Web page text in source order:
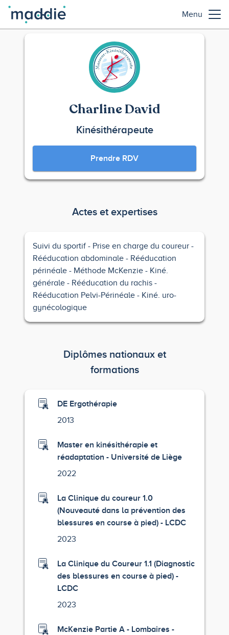
Menu
Charline David
Kinésithérapeute
Prendre RDV
Actes et expertises
Suivi du sportif
Prise en charge du coureur
Rééducation abdominale
Rééducation
périnéale
Méthode McKenzie
Kiné.
générale
Rééducation du rachis
Rééducation Pelvi-Périnéale
Kiné. uro-
gynécologique
Diplômes nationaux et
formations
DE Ergothérapie
2013
Master en kinésithérapie et
réadaptation - Université de Liège
2022
La Clinique du coureur 1.0
(Nouveauté dans la prévention des
blessures en course à pied) - LCDC
2023
La Clinique du Coureur 1.1 (Diagnostic
des blessures en course à pied) -
LCDC
2023
McKenzie Partie A - Lombaires -